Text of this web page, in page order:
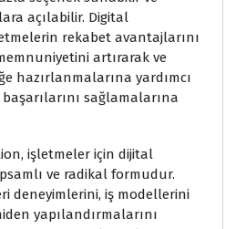
açılabilir. Digital
rekabet avantajlarını
artırarak ve
hazırlanmalarına yardımcı
sağlamalarına
işletmeler için dijital
ve radikal formudur.
deneyimlerini, iş modellerini
yapılandırmalarını